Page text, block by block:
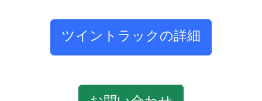
ツイントラックの詳細